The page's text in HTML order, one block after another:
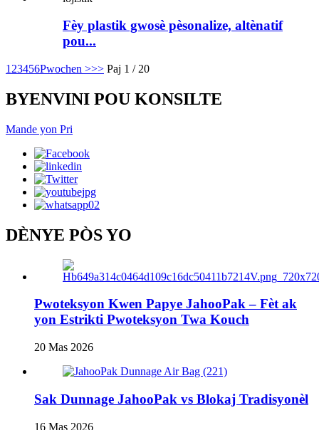
Fèy plastik gwosè pèsonalize, altènatif
pou...
1 23456Pwochen >>> Paj 1 / 20
BYENVINI POU KONSILTE
Mande yon Pri
DÈNYE PÒS YO
Pwoteksyon Kwen Papye JahooPak – Fèt ak
yon Estrikti Pwoteksyon Twa Kouch
20 Mas 2026
Sak Dunnage JahooPak vs Blokaj Tradisyonèl
16 Mas 2026